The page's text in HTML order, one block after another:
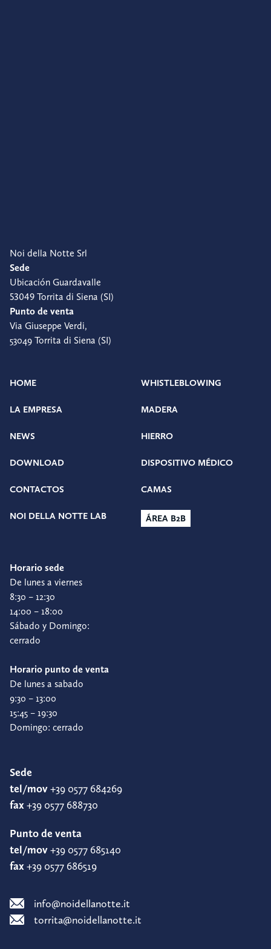
Noi della Notte Srl
Sede
Ubicación Guardavalle
53049 Torrita di Siena (SI)
Punto de venta
Via Giuseppe Verdi,
53049 Torrita di Siena (SI)
HOME
LA EMPRESA
NEWS
DOWNLOAD
CONTACTOS
NOI DELLA NOTTE LAB
WHISTLEBLOWING
MADERA
HIERRO
DISPOSITIVO MÉDICO
CAMAS
ÁREA B2B
Horario sede
De lunes a viernes
8:30 – 12:30
14:00 – 18:00
Sábado y Domingo:
cerrado
Horario punto de venta
De lunes a sabado
9:30 – 13:00
15:45 – 19:30
Domingo: cerrado
Sede
tel/mov+39 0577 684269
fax+39 0577 688730
Punto de venta
tel/mov+39 0577 685140
fax+39 0577 686519
info@noidellanotte.it
torrita@noidellanotte.it